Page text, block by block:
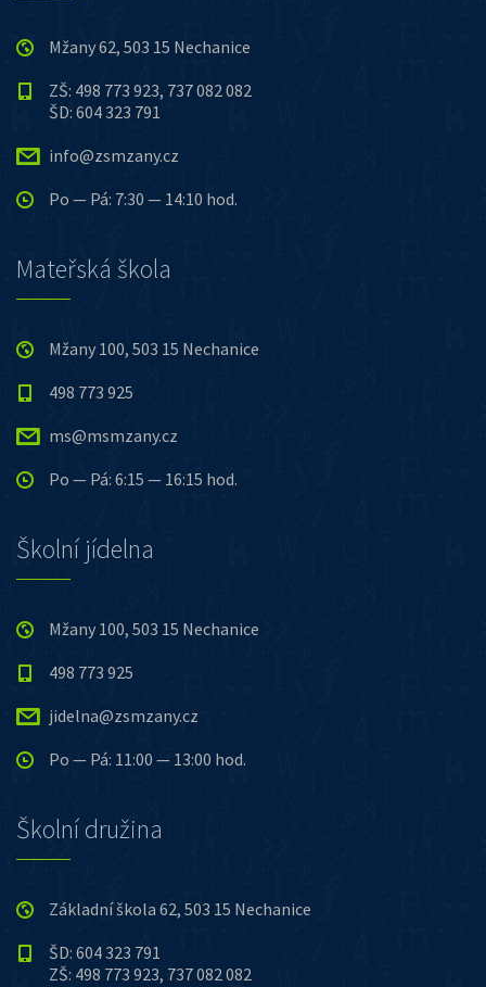
Mžany 62, 503 15 Nechanice
ZŠ: 498 773 923, 737 082 082
ŠD: 604 323 791
info@zsmzany.cz
Po — Pá: 7:30 — 14:10 hod.
Mateřská škola
Mžany 100, 503 15 Nechanice
498 773 925
ms@msmzany.cz
Po — Pá: 6:15 — 16:15 hod.
Školní jídelna
Mžany 100, 503 15 Nechanice
498 773 925
jidelna@zsmzany.cz
Po — Pá: 11:00 — 13:00 hod.
Školní družina
Základní škola 62, 503 15 Nechanice
ŠD: 604 323 791
ZŠ: 498 773 923, 737 082 082